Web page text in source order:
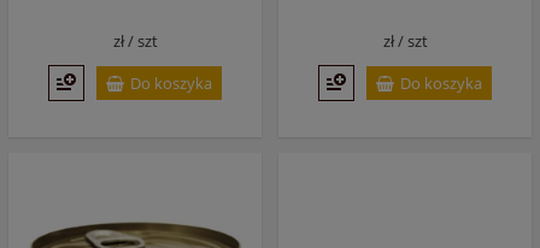
zł /szt
Do koszyka
zł /szt
Do koszyka